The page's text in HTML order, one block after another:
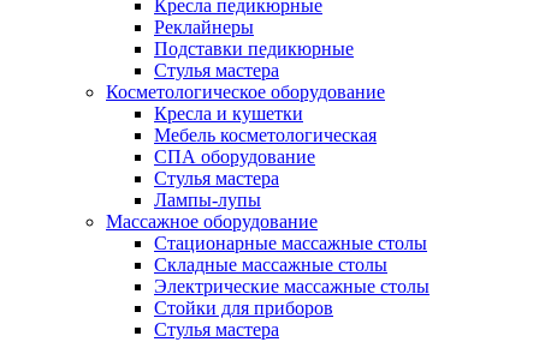
Кресла педикюрные
Реклайнеры
Подставки педикюрные
Стулья мастера
Косметологическое оборудование
Кресла и кушетки
Мебель косметологическая
СПА оборудование
Стулья мастера
Лампы-лупы
Массажное оборудование
Стационарные массажные столы
Складные массажные столы
Электрические массажные столы
Стойки для приборов
Стулья мастера